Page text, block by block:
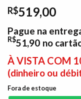
R$519,00
Pague na
R$51,90 no
À VISTA COM
(dinheiro ou
Fora de estoque